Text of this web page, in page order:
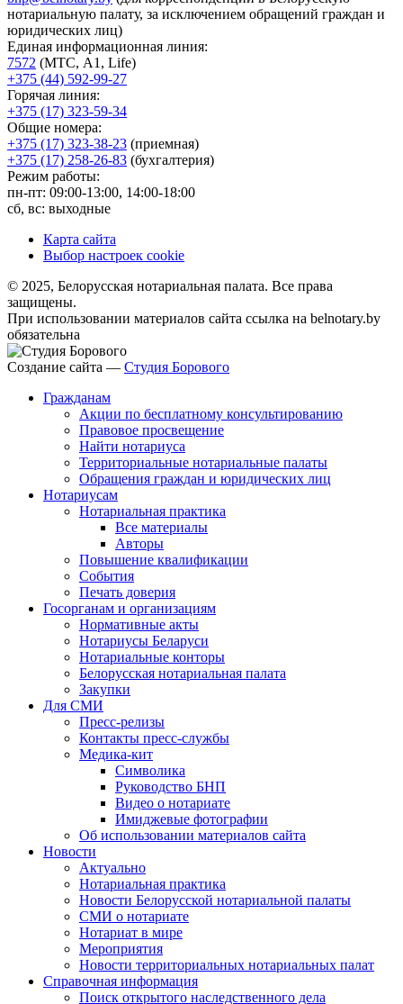
нотариальную палату, за исключением обращений граждан и
юридических лиц)
Единая информационная линия:
7572 (МТС, A1, Life)
+375 (44) 592-99-27
Горячая линия:
+375 (17) 323-59-34
Общие номера:
+375 (17) 323-38-23 (приемная)
+375 (17) 258-26-83 (бухгалтерия)
Режим работы:
пн-пт: 09:00-13:00, 14:00-18:00
сб, вс: выходные
Карта сайта
Выбор настроек cookie
© 2025, Белорусская нотариальная палата. Все права
защищены.
При использовании материалов сайта ссылка на belnotary.by
обязательна
Создание сайта — Студия Борового
Гражданам
Акции по бесплатному консультированию
Правовое просвещение
Найти нотариуса
Территориальные нотариальные палаты
Обращения граждан и юридических лиц
Нотариусам
Нотариальная практика
Все материалы
Авторы
Повышение квалификации
События
Печать доверия
Госорганам и организациям
Нормативные акты
Нотариусы Беларуси
Нотариальные конторы
Белорусская нотариальная палата
Закупки
Для СМИ
Пресс-релизы
Контакты пресс-службы
Медика-кит
Символика
Руководство БНП
Видео о нотариате
Имиджевые фотографии
Об использовании материалов сайта
Новости
Актуально
Нотариальная практика
Новости Белорусской нотариальной палаты
СМИ о нотариате
Нотариат в мире
Мероприятия
Новости территориальных нотариальных палат
Справочная информация
Поиск открытого наследственного дела